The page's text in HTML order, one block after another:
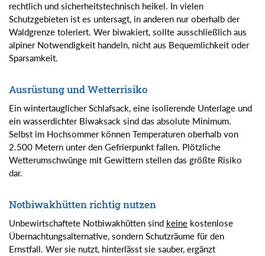
rechtlich und sicherheitstechnisch heikel. In vielen
Schutzgebieten ist es untersagt, in anderen nur oberhalb der
Waldgrenze toleriert. Wer biwakiert, sollte ausschließlich aus
alpiner Notwendigkeit handeln, nicht aus Bequemlichkeit oder
Sparsamkeit.
Ausrüstung und Wetterrisiko
Ein wintertauglicher Schlafsack, eine isolierende Unterlage und
ein wasserdichter Biwaksack sind das absolute Minimum.
Selbst im Hochsommer können Temperaturen oberhalb von
2.500 Metern unter den Gefrierpunkt fallen. Plötzliche
Wetterumschwünge mit Gewittern stellen das größte Risiko
dar.
Notbiwakhütten richtig nutzen
Unbewirtschaftete Notbiwakhütten sind keine kostenlose
Übernachtungsalternative, sondern Schutzräume für den
Ernstfall. Wer sie nutzt, hinterlässt sie sauber, ergänzt